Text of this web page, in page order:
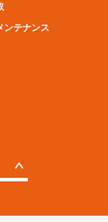
ンテナンス